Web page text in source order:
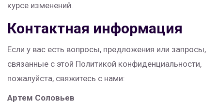
курсе изменений.
Контактная информация
Если у вас есть вопросы, предложения или запросы,
связанные с этой Политикой конфиденциальности,
пожалуйста, свяжитесь с нами:
Артем Соловьев